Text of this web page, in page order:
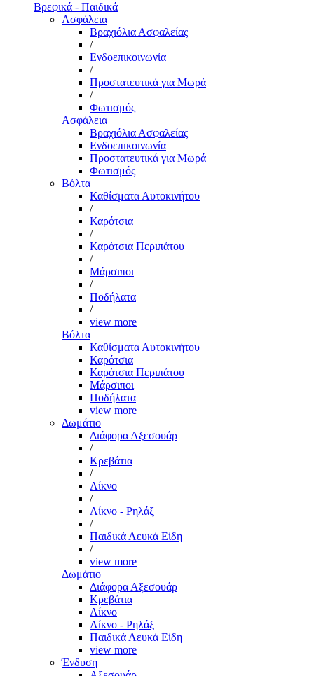
Βρεφικά - Παιδικά
Ασφάλεια
Βραχιόλια Ασφαλείας
/
Ενδοεπικοινωνία
/
Προστατευτικά για Μωρά
/
Φωτισμός
Ασφάλεια
Βραχιόλια Ασφαλείας
Ενδοεπικοινωνία
Προστατευτικά για Μωρά
Φωτισμός
Βόλτα
Καθίσματα Αυτοκινήτου
/
Καρότσια
/
Καρότσια Περιπάτου
/
Μάρσιποι
/
Ποδήλατα
/
view more
Βόλτα
Καθίσματα Αυτοκινήτου
Καρότσια
Καρότσια Περιπάτου
Μάρσιποι
Ποδήλατα
view more
Δωμάτιο
Διάφορα Αξεσουάρ
/
Κρεβάτια
/
Λίκνο
/
Λίκνο - Ρηλάξ
/
Παιδικά Λευκά Είδη
/
view more
Δωμάτιο
Διάφορα Αξεσουάρ
Κρεβάτια
Λίκνο
Λίκνο - Ρηλάξ
Παιδικά Λευκά Είδη
view more
Ένδυση